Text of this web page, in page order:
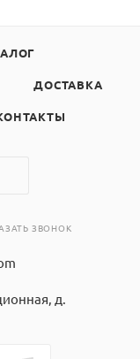
ДОСТАВКА
ЗВОНОК
д.